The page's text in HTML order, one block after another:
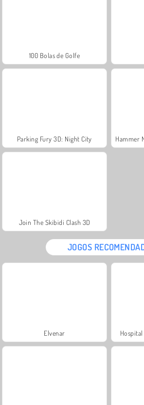
100 Bolas de Golfe
Parking Fury 3D: Night City Hammer
Join The Skibidi Clash 3D
JOGOS
Elvenar